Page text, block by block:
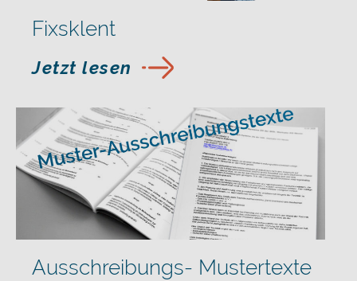
Fixsklent
Jetzt lesen
Ausschreibungs- Mustertexte